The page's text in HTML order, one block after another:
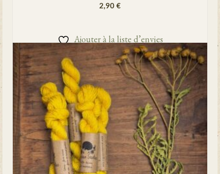
2,90 €
Ajouter à la liste d’envies